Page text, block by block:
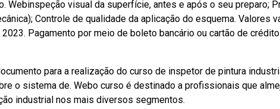
Webinspeção visual da superfície, antes e após o seu preparo;
Controle de qualidade da aplicação do esquema. Valores
Pagamento por meio de boleto bancário ou cartão de
para a realização do curso de inspetor de pintura
o sistema de. Webo curso é destinado a profissionais que
industrial nos mais diversos segmentos.